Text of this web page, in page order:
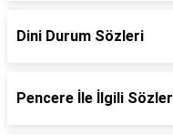
Dini Durum Sözleri
Pencere İle İlgili Sözler